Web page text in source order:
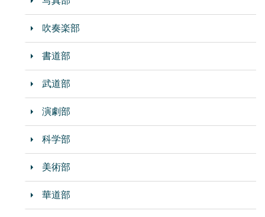
吹奏楽部
書道部
武道部
演劇部
科学部
美術部
華道部